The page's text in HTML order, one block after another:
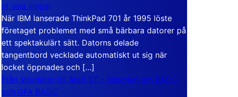
ut sina vingar
När IBM lanserade ThinkPad 701 år 1995 löste
företaget problemet med små bärbara datorer på
ett spektakulärt sätt. Datorns delade
tangentbord vecklade automatiskt ut sig när
locket öppnades och […]
Från stordator till Atari ST – historien om BASIC
och GFA BASIC